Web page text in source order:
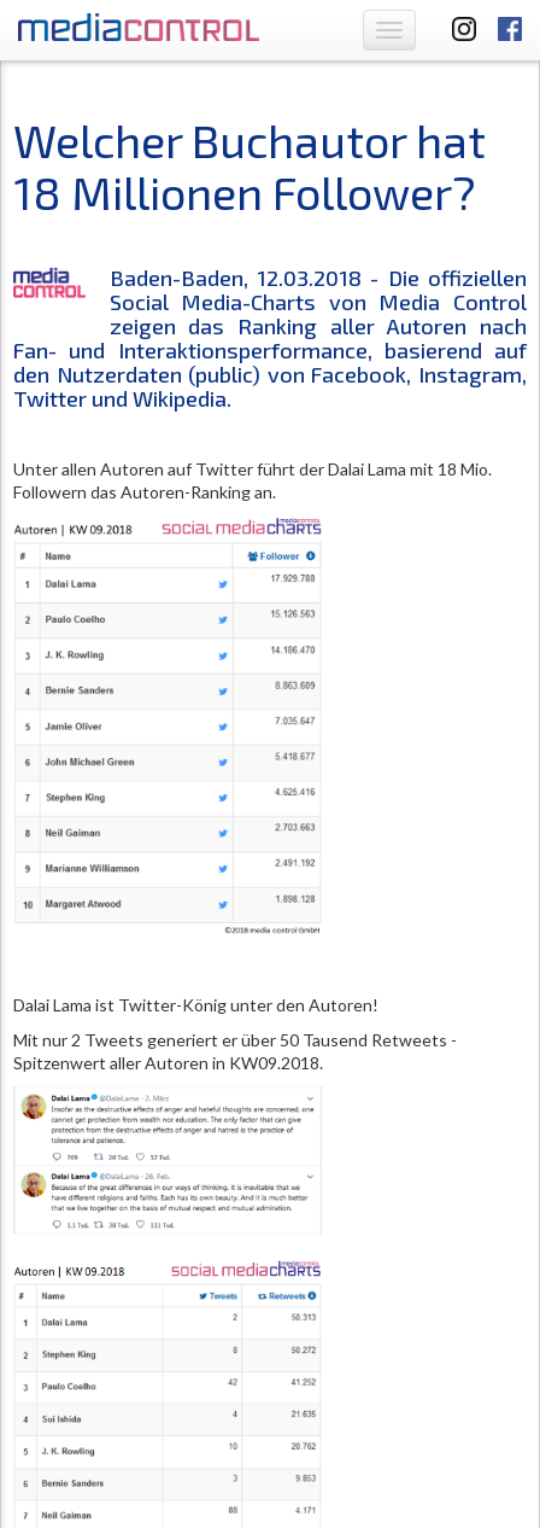
Toggle
navigation
Welcher Buchautor hat
18 Millionen Follower?
Baden-Baden, 12.03.2018 - Die offiziellen
Social Media-Charts von Media Control
zeigen das Ranking aller Autoren nach
Fan- und Interaktionsperformance, basierend auf
den Nutzerdaten (public) von Facebook, Instagram,
Twitter und Wikipedia.
Unter allen Autoren auf Twitter führt der Dalai Lama mit 18 Mio.
Followern das Autoren-Ranking an.
Dalai Lama ist Twitter-König unter den Autoren!
Mit nur 2 Tweets generiert er über 50 Tausend Retweets -
Spitzenwert aller Autoren in KW09.2018.